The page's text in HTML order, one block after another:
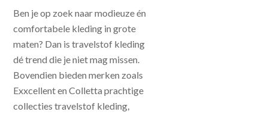
Ben je op zoek naar modieuze én
comfortabele kleding in grote
maten? Dan is travelstof kleding
dé trend die je niet mag missen.
Bovendien bieden merken zoals
Exxcellent en Colletta prachtige
collecties travelstof kleding,